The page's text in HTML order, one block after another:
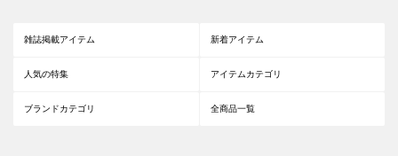
雑誌掲載アイテム 新着アイテム
人気の特集 アイテムカテゴリ
ブランドカテゴリ 全商品一覧